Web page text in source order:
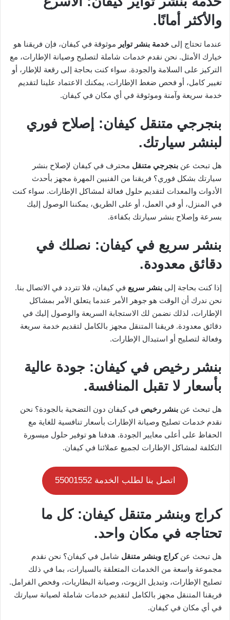
والأكثر أمانًا.
عندما تحتاج إلى خدمة بنشر تواير موثوقة في كيفان، فإن فريقنا هو
خيارك الأمثل. نحن نقدم خدمات شاملة لتصليح وصيانة الإطارات، مع
التركيز على السلامة والجودة. سواء كنت بحاجة إلى رقعة للإطار، أو
تغيير كامل، أو فحص ضغط الإطارات، يمكنك الاعتماد علينا لتقديم
خدمة سريعة وآمنة وموثوقة في أي مكان في كيفان.
بنجرجي متنقل كيفان: إصلاح فوري
لبنشر سيارتك.
هل تبحث عن بنجرجي متنقل محترف في كيفان لإصلاح بنشر
سيارتك بشكل فوري؟ فريقنا من الفنيين المهرة مجهز بأحدث
الأدوات والمعدات لتقديم حلول فعالة لمشاكل الإطارات. سواء كنت
في المنزل، أو في العمل، أو على الطريق، يمكننا الوصول إليك
بسرعة وإصلاح بنشر سيارتك بكفاءة.
بنشر سريع في كيفان: نصلك في
دقائق معدودة.
إذا كنت بحاجة إلى بنشر سريع في كيفان، فلا تتردد في الاتصال بنا.
نحن ندرك أن الوقت هو جوهر الأمر عندما يتعلق الأمر بمشاكل
الإطارات، لذلك نضمن لك الاستجابة السريعة والوصول إليك في
دقائق معدودة. فريقنا المتنقل مجهز بالكامل لتقديم خدمة سريعة
وفعالة لتصليح أو استبدال الإطارات.
بنشر رخيص في كيفان: جودة عالية
بأسعار لا تقبل المنافسة.
هل تبحث عن بنشر رخيص في كيفان دون التضحية بالجودة؟ نحن
نقدم خدمات تصليح وصيانة الإطارات بأسعار تنافسية للغاية مع
الحفاظ على أعلى معايير الجودة. هدفنا هو توفير حلول ميسورة
التكلفة لمشاكل الإطارات لجميع عملائنا في كيفان.
اتصل بنا لطلب الخدمة 55001552
كراج وبنشر متنقل كيفان: كل ما
تحتاجه في مكان واحد.
هل تبحث عنكراج وبنشر متنقل شامل في كيفان؟ نحن نقدم
مجموعة واسعة من الخدمات المتعلقة بالسيارات، بما في ذلك
تصليح الإطارات، وتبديل الزيوت، وصيانة البطاريات، وفحص الفرامل.
فريقنا المتنقل مجهز بالكامل لتقديم خدمات شاملة لصيانة سيارتك
في أي مكان في كيفان.